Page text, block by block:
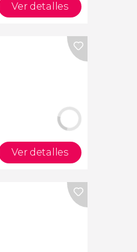
Ver detalles
Ver detalles